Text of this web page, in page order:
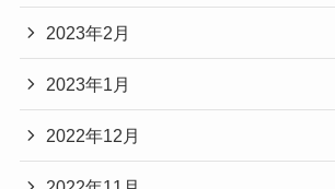
2023年2月
2023年1月
2022年12月